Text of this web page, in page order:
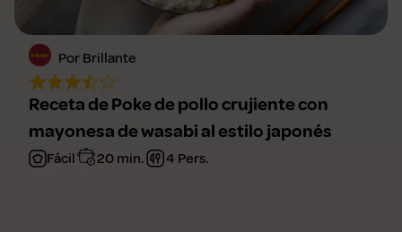
Por Brillante
Receta de Poke de pollo crujiente con
mayonesa de wasabi al estilo japonés
Fácil 20 min. 4 Pers.